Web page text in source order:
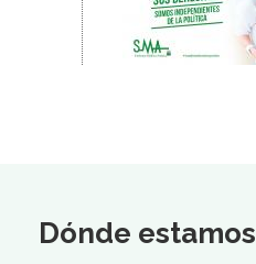
Dónde estamos